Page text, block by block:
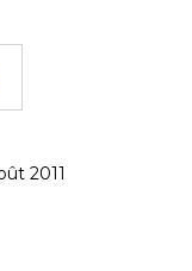
2011